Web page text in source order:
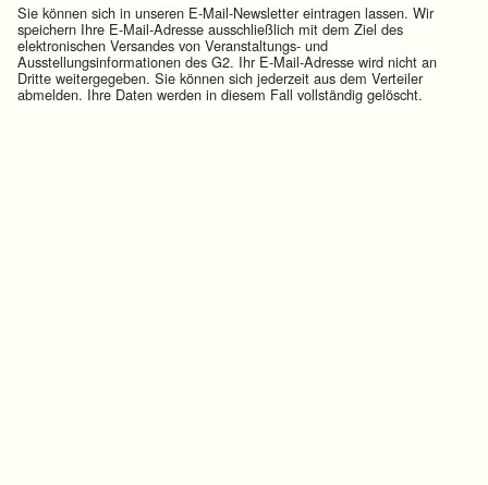
Sie können sich in unseren E-Mail-Newsletter eintragen lassen. Wir
speichern Ihre E-Mail-Adresse ausschließlich mit dem Ziel des
elektronischen Versandes von Veranstaltungs- und
Ausstellungsinformationen des G2. Ihr E-Mail-Adresse wird nicht an
Dritte weitergegeben. Sie können sich jederzeit aus dem Verteiler
abmelden. Ihre Daten werden in diesem Fall vollständig gelöscht.